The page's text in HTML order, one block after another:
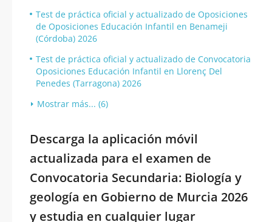
Test de práctica oficial y actualizado de Oposiciones
de Oposiciones Educación Infantil en Benameji
(Córdoba) 2026
Test de práctica oficial y actualizado de Convocatoria
Oposiciones Educación Infantil en Llorenç Del
Penedes (Tarragona) 2026
Mostrar más... (6)
Descarga la aplicación móvil
actualizada para el examen de
Convocatoria Secundaria: Biología y
geología en Gobierno de Murcia 2026
y estudia en cualquier lugar